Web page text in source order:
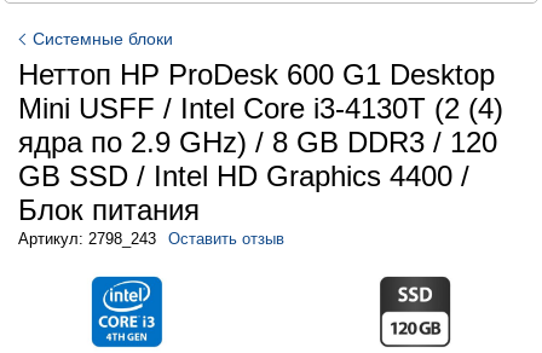
Системные блоки
Неттоп HP ProDesk 600 G1 Desktop
Mini USFF / Intel Core i3-4130T (2 (4)
ядра по 2.9 GHz) / 8 GB DDR3 / 120
GB SSD / Intel HD Graphics 4400 /
Блок питания
Артикул: 2798_243 Оставить отзыв